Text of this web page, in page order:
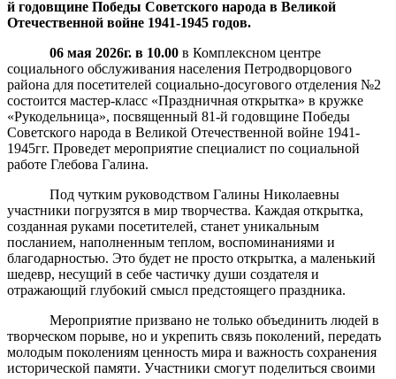
й годовщине Победы Советского народа в Великой
Отечественной войне 1941-1945 годов.
06 мая 2026г. в 10.00 в Комплексном центре
социального обслуживания населения Петродворцового
района для посетителей социально-досугового отделения №2
состоится мастер-класс «Праздничная открытка» в кружке
«Рукодельница», посвященный 81-й годовщине Победы
Советского народа в Великой Отечественной войне 1941-
1945гг. Проведет мероприятие специалист по социальной
работе Глебова Галина.
Под чутким руководством Галины Николаевны
участники погрузятся в мир творчества. Каждая открытка,
созданная руками посетителей, станет уникальным
посланием, наполненным теплом, воспоминаниями и
благодарностью. Это будет не просто открытка, а маленький
шедевр, несущий в себе частичку души создателя и
отражающий глубокий смысл предстоящего праздника.
Мероприятие призвано не только объединить людей в
творческом порыве, но и укрепить связь поколений, передать
молодым поколениям ценность мира и важность сохранения
исторической памяти. Участники смогут поделиться своими